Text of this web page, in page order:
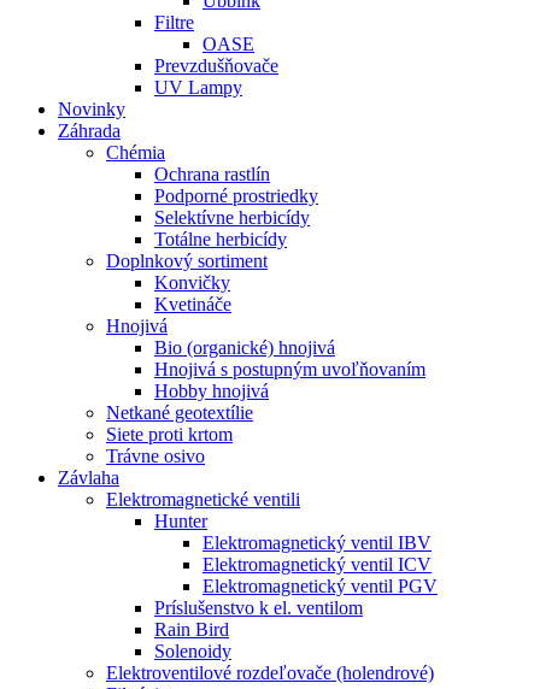
Filtre
OASE
Prevzdušňovače
UV Lampy
Novinky
Záhrada
Chémia
Ochrana rastlín
Podporné prostriedky
Selektívne herbicídy
Totálne herbicídy
Doplnkový sortiment
Konvičky
Kvetináče
Hnojivá
Bio (organické) hnojivá
Hnojivá s postupným uvoľňovaním
Hobby hnojivá
Netkané geotextílie
Siete proti krtom
Trávne osivo
Závlaha
Elektromagnetické ventili
Hunter
Elektromagnetický ventil IBV
Elektromagnetický ventil ICV
Elektromagnetický ventil PGV
Príslušenstvo k el. ventilom
Rain Bird
Solenoidy
Elektroventilové rozdeľovače (holendrové)